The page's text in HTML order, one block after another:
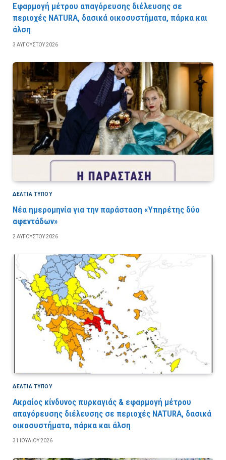
Εφαρμογή μέτρου απαγόρευσης διέλευσης σε
περιοχές NATURA, δασικά οικοσυστήματα, πάρκα και
άλση
3 ΑΥΓΟΎΣΤΟΥ 2026
ΔΕΛΤΙΑ ΤΥΠΟΥ
Νέα ημερομηνία για την παράσταση «Υπηρέτης δύο
αφεντάδων»
2 ΑΥΓΟΎΣΤΟΥ 2026
ΔΕΛΤΙΑ ΤΥΠΟΥ
Ακραίος κίνδυνος πυρκαγιάς & εφαρμογή μέτρου
απαγόρευσης διέλευσης σε περιοχές NATURA, δασικά
οικοσυστήματα, πάρκα και άλση
31 ΙΟΥΛΊΟΥ 2026